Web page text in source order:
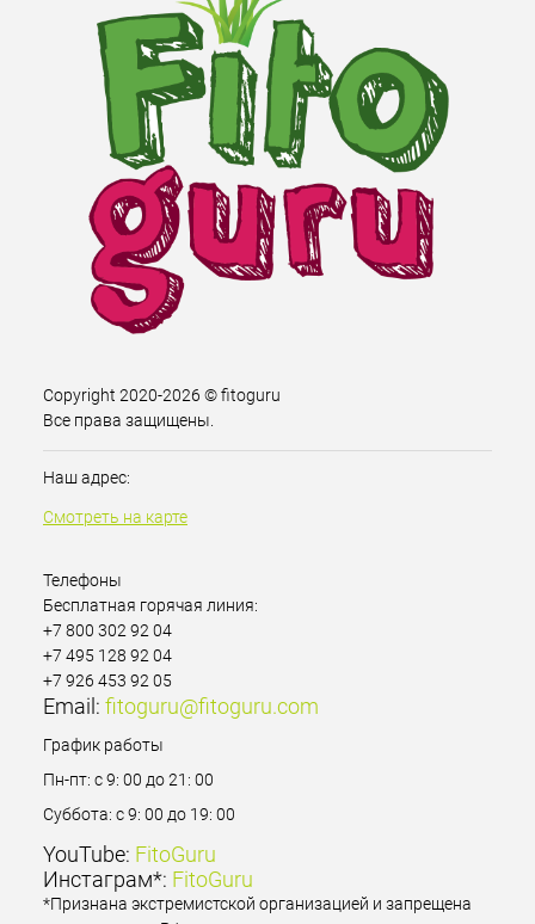
Copyright 2020-2026 © fitoguru
Все права защищены.
Наш адрес:
Смотреть на карте
Телефоны
Бесплатная горячая линия:
+7 800 302 92 04
+7 495 128 92 04
+7 926 453 92 05
Email: fitoguru@fitoguru.com
График работы
Пн-пт: с 9: 00 до 21: 00
Суббота: с 9: 00 до 19: 00
YouTube: FitoGuru
Инстаграм*: FitoGuru
*Признана экстремистской организацией и запрещена